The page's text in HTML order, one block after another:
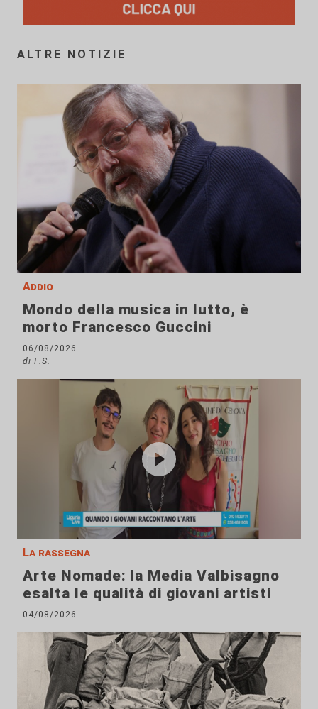
ALTRE NOTIZIE
Addio
Mondo della musica in lutto, è
morto Francesco Guccini
06/08/2026
di F.S.
La rassegna
Arte Nomade: la Media Valbisagno
esalta le qualità di giovani artisti
04/08/2026